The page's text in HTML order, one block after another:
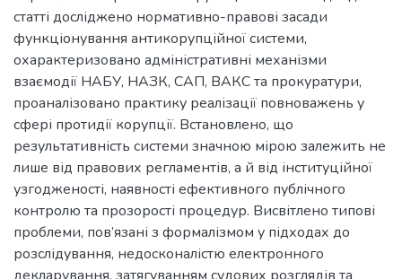
статті досліджено нормативно-правові засади
функціонування антикорупційної системи,
охарактеризовано адміністративні механізми
взаємодії НАБУ, НАЗК, САП, ВАКС та прокуратури,
проаналізовано практику реалізації повноважень у
сфері протидії корупції. Встановлено, що
результативність системи значною мірою залежить не
лише від правових регламентів, а й від інституційної
узгодженості, наявності ефективного публічного
контролю та прозорості процедур. Висвітлено типові
проблеми, пов’язані з формалізмом у підходах до
розслідування, недосконалістю електронного